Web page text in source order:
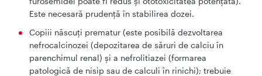
Este necesară prudenţă în stabilirea dozei.
Copiii născuţi prematur (este posibilă dezvoltarea
nefrocalcinozei (depozitarea de săruri de calciu în
parenchimul renal) şi a nefrolitiazei (formarea
patologică de nisip sau de calculi în rinichi); trebuie